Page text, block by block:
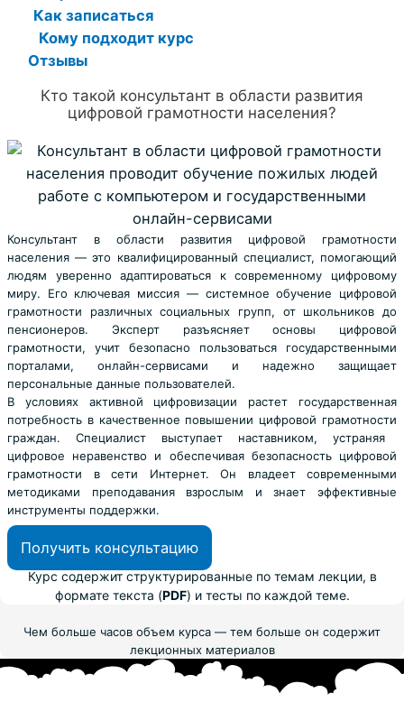
Как записаться
Кому подходит курс
Отзывы
Кто такой консультант в области развития
цифровой грамотности населения?
Консультант в области развития цифровой грамотности
населения — это квалифицированный специалист, помогающий
людям уверенно адаптироваться к современному цифровому
миру. Его ключевая миссия — системноеобучение цифровой
грамотности различных социальных групп, от школьников до
пенсионеров. Эксперт разъясняетосновы цифровой
грамотности, учит безопасно пользоваться государственными
порталами, онлайн-сервисами и надежно защищает
персональные данные пользователей.
В условиях активной цифровизации растет государственная
потребность в качественное повышении цифровой грамотности
граждан. Специалист выступает наставником, устраняя
цифровое неравенство и обеспечивая безопасность цифровой
грамотности в сети Интернет. Он владеет современными
методиками преподавания взрослым и знает эффективные
инструменты поддержки.
Получить консультацию
Курс содержит структурированные по темам лекции, в
формате текста (PDF) и тесты по каждой теме.
Чем больше часов объем курса — тем больше он содержит
лекционных материалов